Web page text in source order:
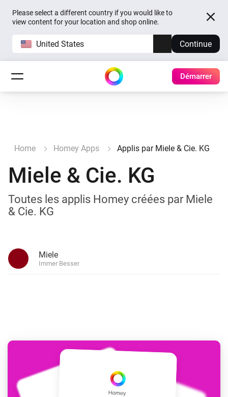
Please select a different country if you would like to
view content for your location and shop online.
United States Continue
Démarrer
Home Homey Apps Applis par Miele & Cie. KG
Miele & Cie. KG
Toutes les applis Homey créées par Miele
& Cie. KG
Miele
Immer Besser